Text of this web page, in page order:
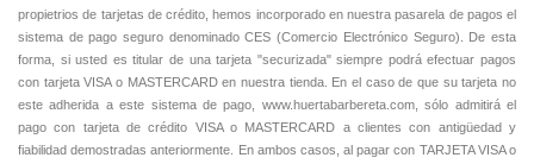
propietrios de tarjetas de crédito, hemos incorporado en nuestra pasarela de pagos el
sistema de pago seguro denominado CES (Comercio Electrónico Seguro). De esta
forma, si usted es titular de una tarjeta "securizada" siempre podrá efectuar pagos
con tarjeta VISA o MASTERCARD en nuestra tienda. En el caso de que su tarjeta no
este adherida a este sistema de pago, www.huertabarbereta.com, sólo admitirá el
pago con tarjeta de crédito VISA o MASTERCARD a clientes con antigüedad y
fiabilidad demostradas anteriormente. En ambos casos, al pagar con TARJETA VISA o